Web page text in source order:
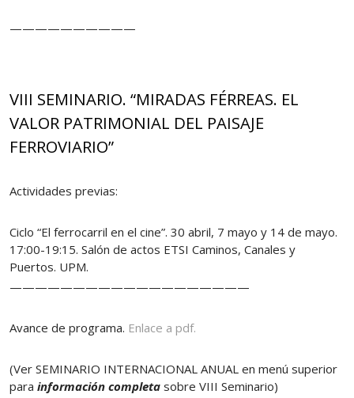
——————————
VIII SEMINARIO. “MIRADAS FÉRREAS. EL
VALOR PATRIMONIAL DEL PAISAJE
FERROVIARIO”
Actividades previas:
Ciclo “El ferrocarril en el cine”. 30 abril, 7 mayo y 14 de mayo.
17:00-19:15. Salón de actos ETSI Caminos, Canales y
Puertos. UPM.
———————————————————
Avance de programa. Enlace a pdf.
(Ver SEMINARIO INTERNACIONAL ANUAL en menú superior
para información completa sobre VIII Seminario)